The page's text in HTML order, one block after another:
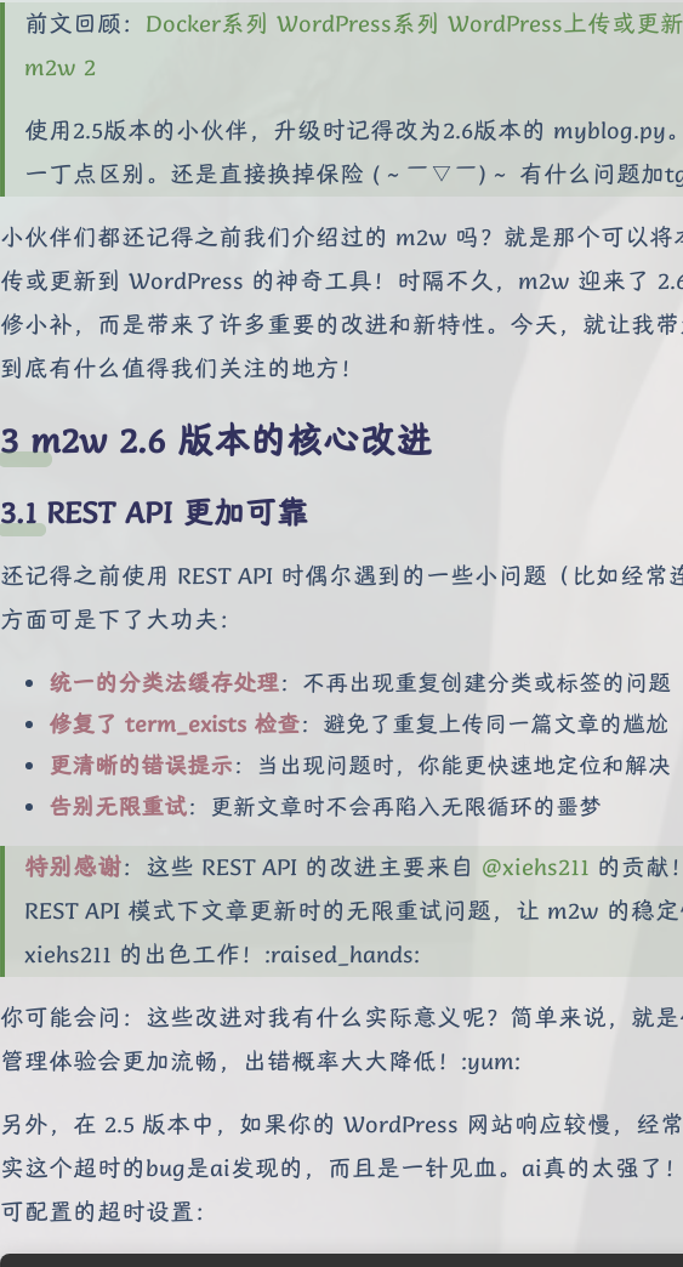
前文回顾： Docker系列 WordPress系列 WordPress上传或更
m2w 2
使用2.5版本的小伙伴，升级时记得改为2.6版本的 myblog.py
一丁点区别。还是直接换掉保险 (～￣▽￣)～ 有什么问题加
小伙伴们都还记得之前我们介绍过的 m2w 吗？就是那个可以
传或更新到 WordPress 的神奇工具！时隔不久，m2w 迎来了
修小补，而是带来了许多重要的改进和新特性。今天，就让我
到底有什么值得我们关注的地方！
m2w 2.6 版本的核心改进
REST API 更加可靠
还记得之前使用 REST API 时偶尔遇到的一些小问题（比如经常
方面可是下了大功夫：
统一的分类法缓存处理：不再出现重复创建分类或标签的问题
修复了 term_exists 检查：避免了重复上传同一篇文章的尴尬
更清晰的错误提示：当出现问题时，你能更快速地定位和解决
告别无限重试：更新文章时不会再陷入无限循环的噩梦
特别感谢：这些 REST API 的改进主要来自 @xiehs211 的贡献
REST API 模式下文章更新时的无限重试问题，让 m2w 的稳
xiehs211 的出色工作！:raised_hands:
你可能会问：这些改进对我有什么实际意义呢？简单来说，就
管理体验会更加流畅，出错概率大大降低！:yum:
另外，在 2.5 版本中，如果你的 WordPress 网站响应较慢，经
实这个超时的bug是ai发现的，而且是一针见血。ai真的太强了
可配置的超时设置：